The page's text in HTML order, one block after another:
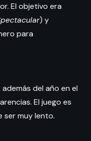
El objetivo era
) y
para
del año en el
El juego es
ser muy lento.